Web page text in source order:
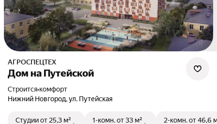
АГРОСПЕЦТЕХ
Дом на Путейской
Строится•комфорт
Нижний Новгород, ул. Путейская
Студииот 25,3 м²
1-комн.от 33 м²
2-комн.от 46,6